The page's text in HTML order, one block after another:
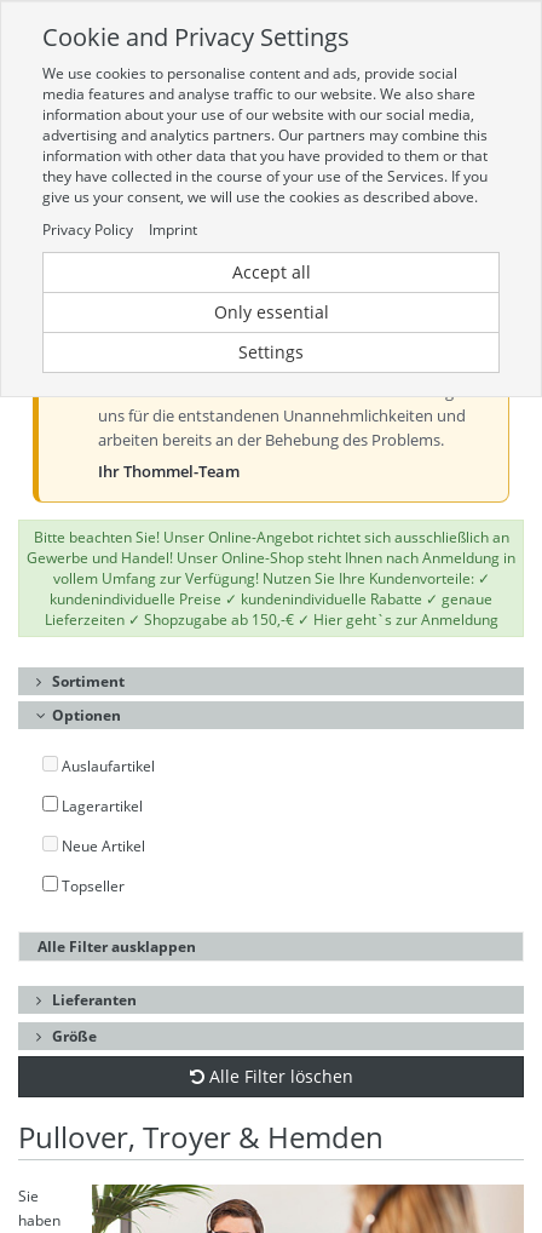
Zur mobilen Kompaktversion (Login erforderlich)
Toggle
navigation
Aktueller Hinweis zur Preis- und
Verfügbarkeitsanzeige
Liebe Kundinnen und Kunden, derzeit kann es bei der
Preis- und Verfügbarkeitsanzeige aus technischen
uns für die entstandenen Unannehmlichkeiten und
arbeiten bereits an der Behebung des Problems.
Ihr Thommel-Team
Bitte beachten Sie! Unser Online-Angebot richtet sich ausschließlich an
Gewerbe und Handel! Unser Online-Shop steht Ihnen nach Anmeldung in
vollem Umfang zur Verfügung! Nutzen Sie Ihre Kundenvorteile: ✓
kundenindividuelle Preise ✓ kundenindividuelle Rabatte ✓ genaue
Lieferzeiten ✓ Shopzugabe ab 150,-€ ✓ Hier geht`s zur Anmeldung
Sortiment
Optionen
Auslaufartikel
Lagerartikel
Neue Artikel
Topseller
Alle Filter ausklappen
Lieferanten
Größe
Alle Filter löschen
Pullover, Troyer & Hemden
Sie
haben
Cookie and Privacy Settings
We use cookies to personalise content and ads, provide social
media features and analyse traffic to our website. We also share
information about your use of our website with our social media,
advertising and analytics partners. Our partners may combine this
information with other data that you have provided to them or that
they have collected in the course of your use of the Services. If you
give us your consent, we will use the cookies as described above.
Privacy Policy
Imprint
Accept all
Only essential
Settings